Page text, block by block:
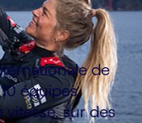
de
équipes
vitesse, sur des